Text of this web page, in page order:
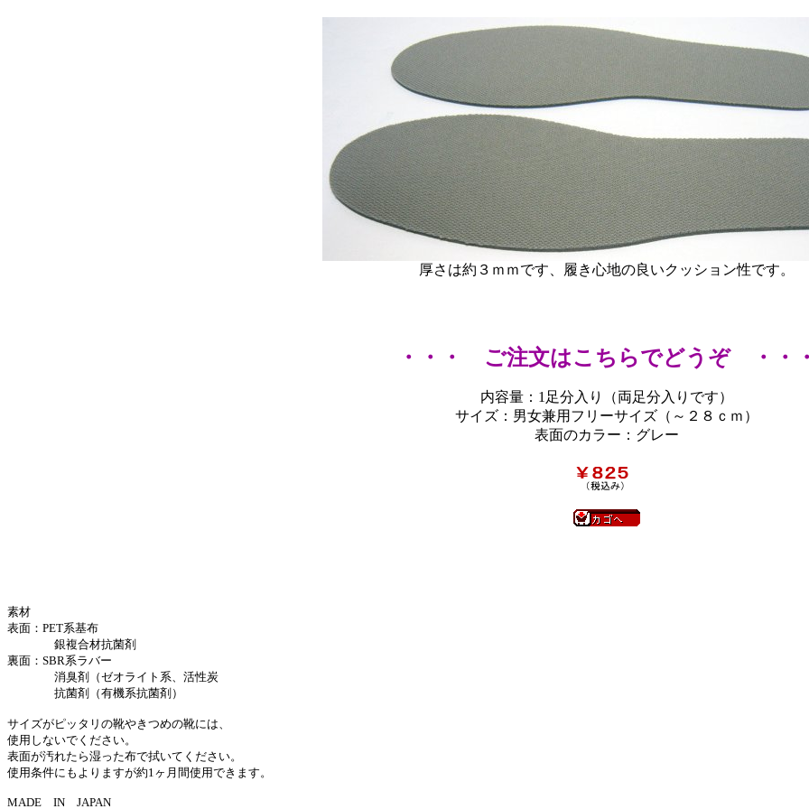
厚さは約３ｍｍです、履き心地の良いクッション性です。
・・・ ご注文はこちらでどうぞ ・・
内容量：1足分入り（両足分入りです）
サイズ：男女兼用フリーサイズ（～２８ｃｍ）
表面のカラー：グレー
素材
表面：PET系基布
銀複合材抗菌剤
裏面：SBR系ラバー
消臭剤（ゼオライト系、活性炭
抗菌剤（有機系抗菌剤）
サイズがピッタリの靴やきつめの靴には、
使用しないでください。
表面が汚れたら湿った布で拭いてください。
使用条件にもよりますが約1ヶ月間使用できます。
MADE IN JAPAN